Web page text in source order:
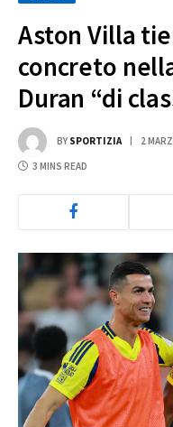
Aston Villa
concreto
Duran “di
BY SPORTIZIA 2
3 MINS READ